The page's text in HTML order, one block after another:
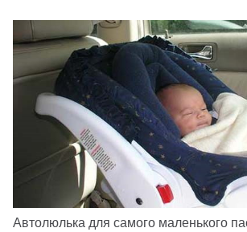
Автолюлька для самого маленького